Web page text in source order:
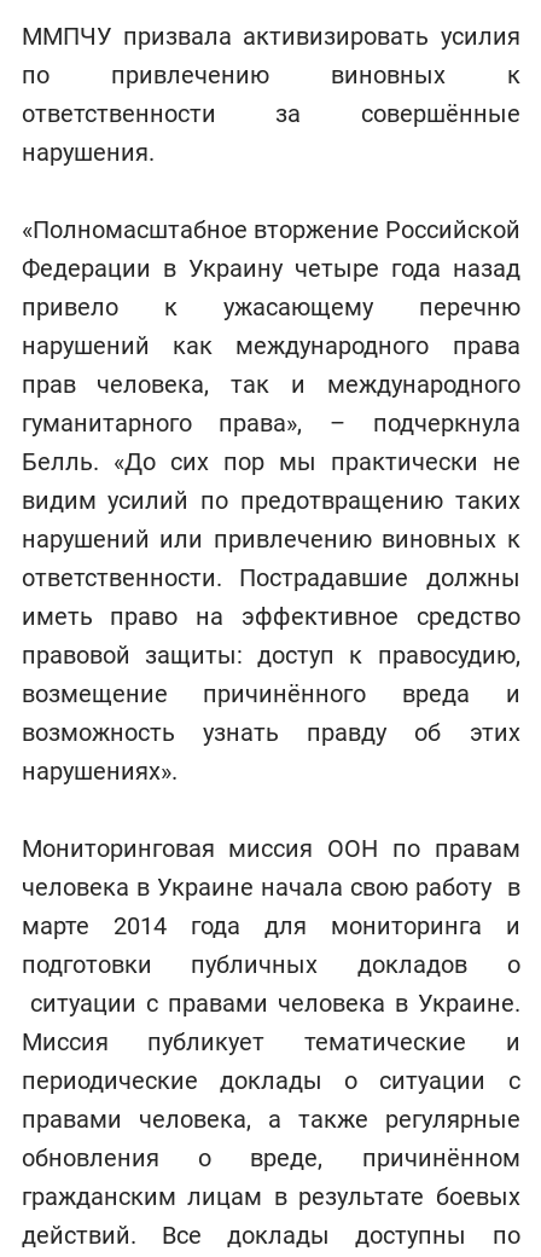
ММПЧУ призвала активизировать усилия
по привлечению виновных к
ответственности за совершённые
нарушения.
«Полномасштабное вторжение Российской
Федерации в Украину четыре года назад
привело к ужасающему перечню
нарушений как международного права
прав человека, так и международного
гуманитарного права», – подчеркнула
Белль. «До сих пор мы практически не
видим усилий по предотвращению таких
нарушений или привлечению виновных к
ответственности. Пострадавшие должны
иметь право на эффективное средство
правовой защиты: доступ к правосудию,
возмещение причинённого вреда и
возможность узнать правду об этих
нарушениях».
Мониторинговая миссия ООН по правам
человека в Украине начала свою работу в
марте 2014 года для мониторинга и
подготовки публичных докладов о
ситуации с правами человека в Украине.
Миссия публикует тематические и
периодические доклады о ситуации с
правами человека, а также регулярные
обновления о вреде, причинённом
гражданским лицам в результате боевых
действий. Все доклады доступны по